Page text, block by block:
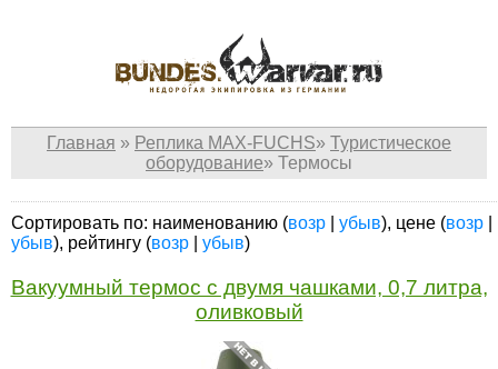
Главная » Реплика MAX-FUCHS» Туристическое
оборудование» Термосы
Сортировать по: наименованию (возр убыв), цене (возр
убыв), рейтингу (возр убыв)
Вакуумный термос с двумя чашками, 0,7 литра,
оливковый